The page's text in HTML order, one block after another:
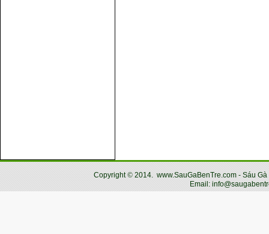
Copyright© 2014. www.SauGaBenTre.com - Sáu
Email: